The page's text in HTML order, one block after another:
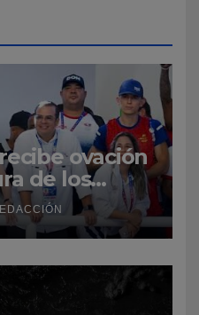
ovación
de los
y
Domingo